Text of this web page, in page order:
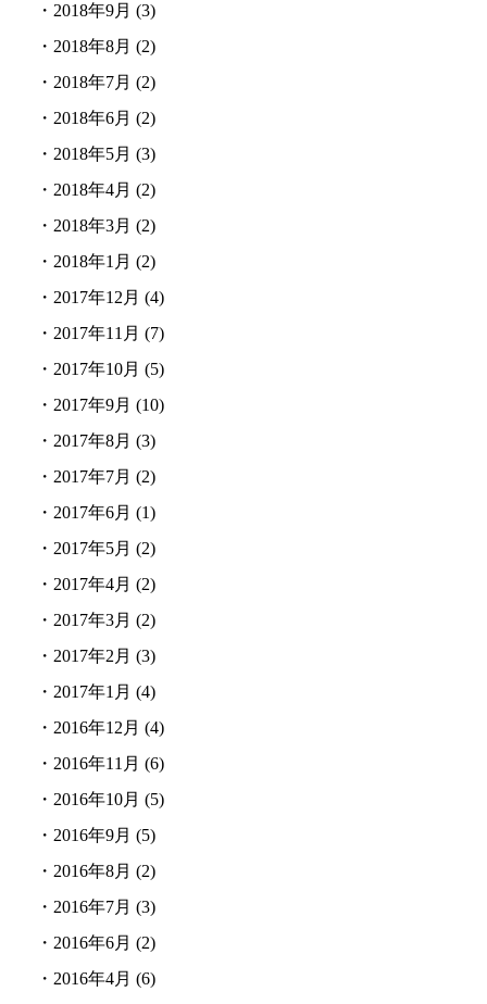
・ 2018年9月 (3)
・ 2018年8月 (2)
・ 2018年7月 (2)
・ 2018年6月 (2)
・ 2018年5月 (3)
・ 2018年4月 (2)
・ 2018年3月 (2)
・ 2018年1月 (2)
・ 2017年12月 (4)
・ 2017年11月 (7)
・ 2017年10月 (5)
・ 2017年9月 (10)
・ 2017年8月 (3)
・ 2017年7月 (2)
・ 2017年6月 (1)
・ 2017年5月 (2)
・ 2017年4月 (2)
・ 2017年3月 (2)
・ 2017年2月 (3)
・ 2017年1月 (4)
・ 2016年12月 (4)
・ 2016年11月 (6)
・ 2016年10月 (5)
・ 2016年9月 (5)
・ 2016年8月 (2)
・ 2016年7月 (3)
・ 2016年6月 (2)
・ 2016年4月 (6)